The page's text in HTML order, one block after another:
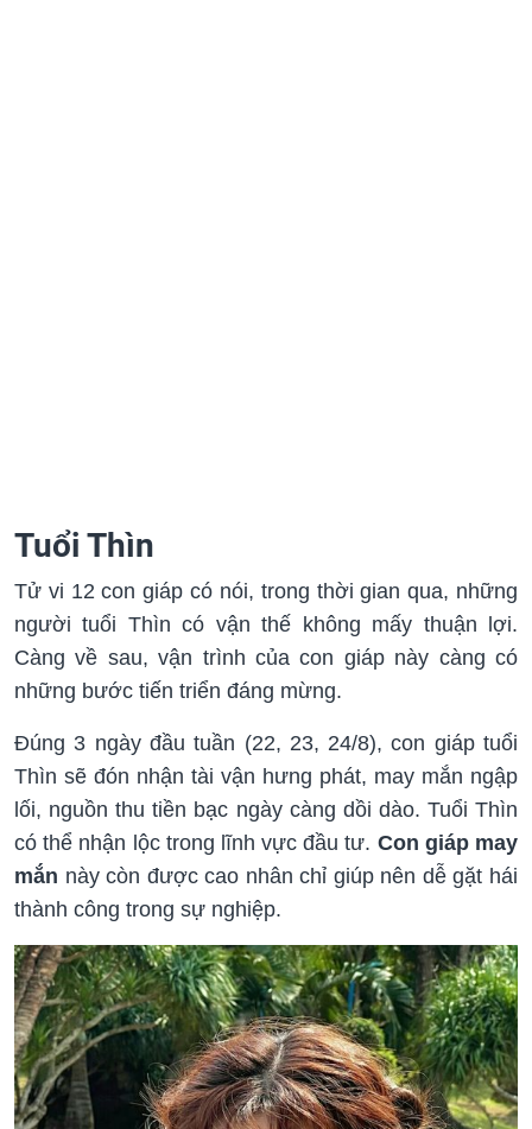
Tuổi Thìn
Tử vi 12 con giáp có nói, trong thời gian qua, những
người tuổi Thìn có vận thế không mấy thuận lợi.
Càng về sau, vận trình của con giáp này càng có
những bước tiến triển đáng mừng.
Đúng 3 ngày đầu tuần (22, 23, 24/8), con giáp tuổi
Thìn sẽ đón nhận tài vận hưng phát, may mắn ngập
lối, nguồn thu tiền bạc ngày càng dồi dào. Tuổi Thìn
có thể nhận lộc trong lĩnh vực đầu tư. Con giáp may
mắn này còn được cao nhân chỉ giúp nên dễ gặt hái
thành công trong sự nghiệp.